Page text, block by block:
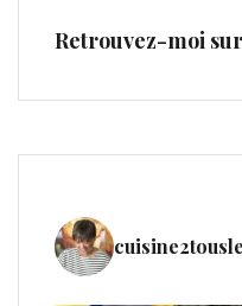
Retrouvez-moi